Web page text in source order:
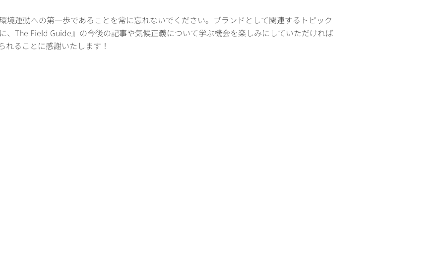
境運動への第一歩であることを常に忘れないでください。ブランドとして関連するトピック
、The Field Guide』の今後の記事や気候正義について学ぶ機会を楽しみにしていただければ
れることに感謝いたします！